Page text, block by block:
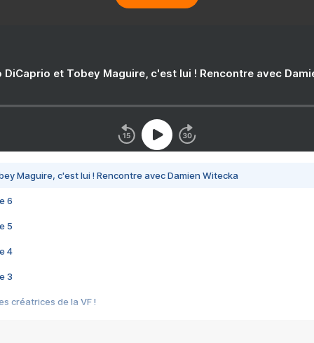
DiCaprio et Tobey Maguire, c'est lui ! Rencontre avec
Maguire, c'est lui ! Rencontre avec Damien Witecka
6
5
4
3
créatrices de la VF !